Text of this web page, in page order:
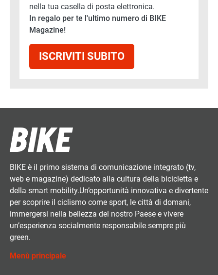
nella tua casella di posta elettronica.
In regalo per te l'ultimo numero di BIKE
Magazine!
ISCRIVITI SUBITO
BIKE è il primo sistema di comunicazione integrato (tv,
web e magazine) dedicato alla cultura della bicicletta e
della smart mobility.Un’opportunità innovativa e divertente
per scoprire il ciclismo come sport, le città di domani,
immergersi nella bellezza del nostro Paese e vivere
un’esperienza socialmente responsabile sempre più
green.
Menù principale